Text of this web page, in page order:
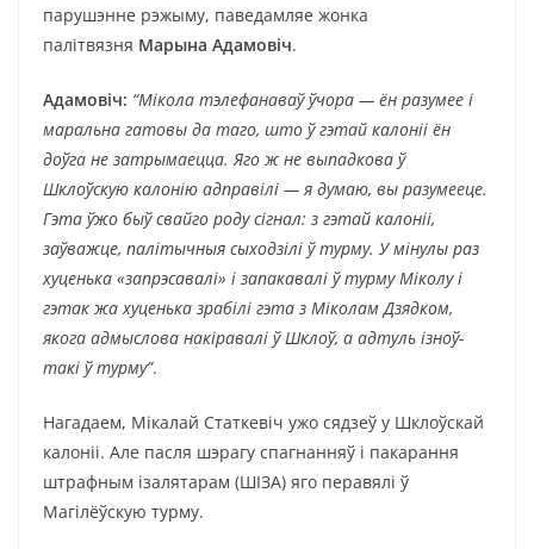
парушэнне рэжыму, паведамляе жонка
палітвязня Марына Адамовіч.
Адамовіч: “Мікола тэлефанаваў ўчора — ён разумее і
маральна гатовы да таго, што ў гэтай калоніі ён
доўга не затрымаецца. Яго ж не выпадкова ў
Шклоўскую калонію адправілі — я думаю, вы разумееце.
Гэта ўжо быў свайго роду сігнал: з гэтай калоніі,
заўважце, палітычныя сыходзілі ў турму. У мінулы раз
хуценька «запрэсавалі» і запакавалі ў турму Міколу і
гэтак жа хуценька зрабілі гэта з Міколам Дзядком,
якога адмыслова накіравалі ў Шклоў, а адтуль ізноў-
такі ў турму”.
Нагадаем, Мікалай Статкевіч ужо сядзеў у Шклоўскай
калоніі. Але пасля шэрагу спагнанняў і пакарання
штрафным ізалятарам (ШІЗА) яго перавялі ў
Магілёўскую турму.